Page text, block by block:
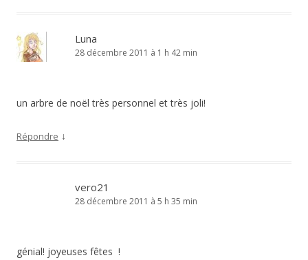
Luna
28 décembre 2011 à 1 h 42 min
un arbre de noël très personnel et très joli!
Répondre ↓
vero21
28 décembre 2011 à 5 h 35 min
génial! joyeuses fêtes !